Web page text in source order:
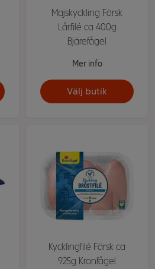
Majskyckling Färsk
Lårfilé ca 400g
Bjärefågel
Mer info
Välj butik
Kycklingfilé Färsk ca
925g Kronfågel